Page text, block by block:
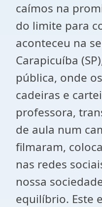
caímos na
do limite para
aconteceu na
Carapicuíba
pública, onde
cadeiras e
professora,
de aula num
filmaram,
nas redes
nossa
equilíbrio. Este